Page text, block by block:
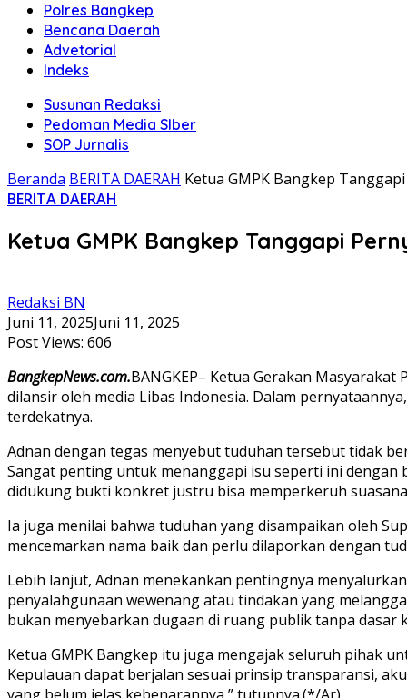
Polres Bangkep
Bencana Daerah
Advetorial
Indeks
Susunan Redaksi
Pedoman Media SIber
SOP Jurnalis
Beranda BERITA DAERAH Ketua GMPK Bangkep
BERITA DAERAH
Ketua GMPK Bangkep Tanggapi
Redaksi BN
Juni 11, 2025Juni 11, 2025
Post Views: 606
BangkepNews.com.BANGKEP– Ketua Gerakan
dilansir oleh media Libas Indonesia. Dalam
terdekatnya.
Adnan dengan tegas menyebut tuduhan tersebut tidak
Sangat penting untuk menanggapi isu seperti ini dengan
didukung bukti konkret justru bisa memperkeruh
Ia juga menilai bahwa tuduhan yang disampaikan oleh
mencemarkan nama baik dan perlu dilaporkan dengan
Lebih lanjut, Adnan menekankan pentingnya
penyalahgunaan wewenang atau tindakan yang
bukan menyebarkan dugaan di ruang publik tanpa dasar
Ketua GMPK Bangkep itu juga mengajak seluruh pihak
Kepulauan dapat berjalan sesuai prinsip transparansi,